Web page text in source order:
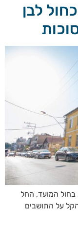
לבן
בחול המועד, החל
על התושבים